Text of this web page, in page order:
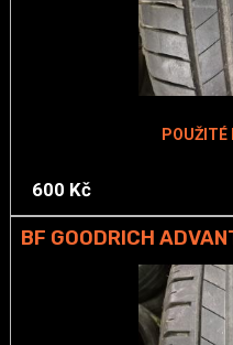
POUŽITÉ
600 Kč
BF GOODRICH